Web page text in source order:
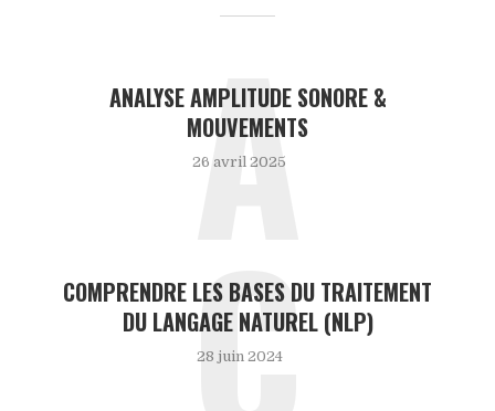
ANALYSE AMPLITUDE SONORE &
MOUVEMENTS
26 avril 2025
A
COMPRENDRE LES BASES DU TRAITEMENT
DU LANGAGE NATUREL (NLP)
28 juin 2024
C